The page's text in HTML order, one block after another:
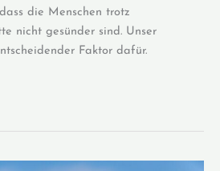
die Menschen trotz
nicht gesünder sind. Unser
Faktor dafür.